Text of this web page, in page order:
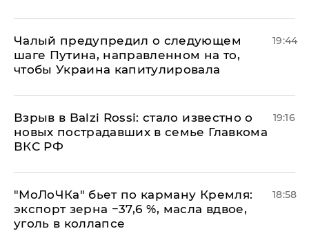
Чалый предупредил о следующем
шаге Путина, направленном на то,
чтобы Украина капитулировала
19:44
Взрыв в Balzi Rossi: стало известно о
новых пострадавших в семье Главкома
ВКС РФ
19:16
​"МоЛоЧКа" бьет по карману Кремля:
экспорт зерна −37,6 %, масла вдвое,
уголь в коллапсе
18:58